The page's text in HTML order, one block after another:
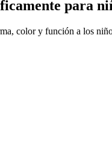
para
color y función a los